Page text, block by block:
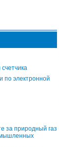
по электронной
за природный газ